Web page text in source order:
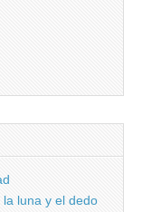
luna y el dedo